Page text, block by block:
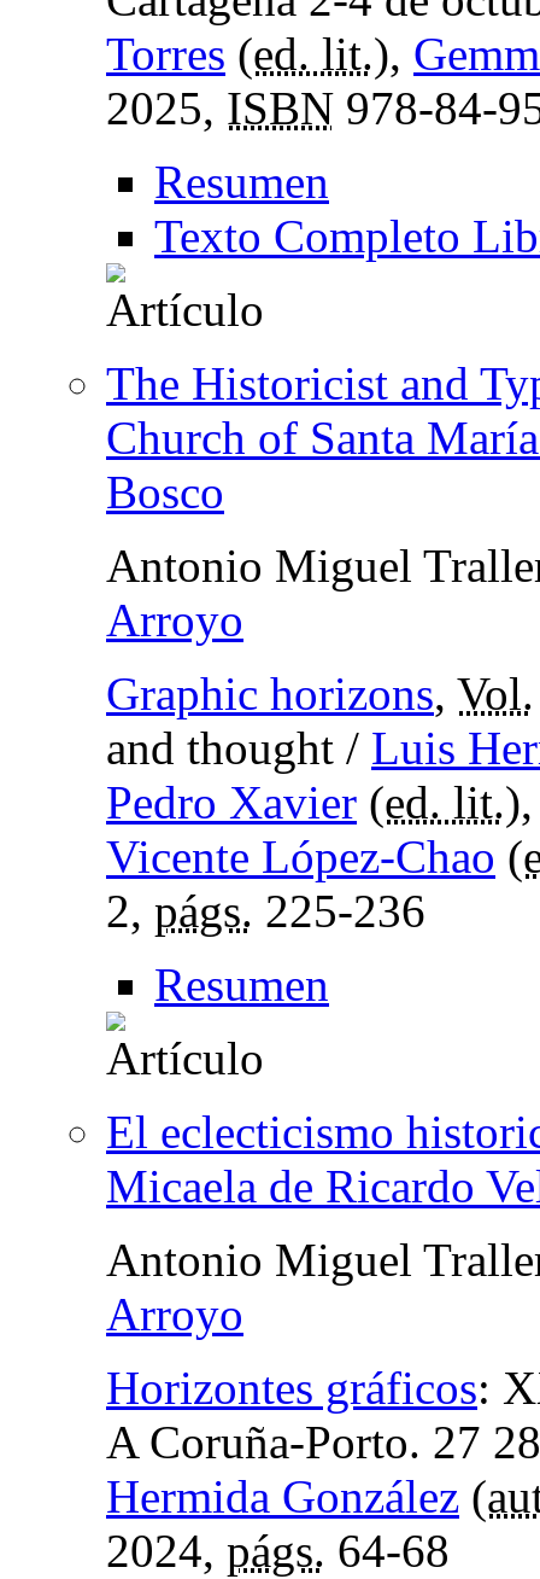
Torres (ed. lit.),
2025, ISBN 978-84-
Resumen
Texto Completo
The Historicist and
Church of Santa
Bosco
Antonio Miguel
Arroyo
Graphic horizons, Vol.
and thought / Luis
Pedro Xavier (ed. lit.
Vicente López-Chao (
2, págs. 225-236
Resumen
El eclecticismo
Micaela de Ricardo
Antonio Miguel
Arroyo
Horizontes gráficos:
A Coruña-Porto. 27
Hermida González (
2024, págs. 64-68